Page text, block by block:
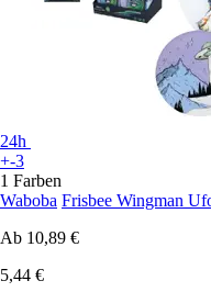
24h
+-3
1 Farben
Waboba Frisbee Wingman
Ab 10,89 €
5,44 €